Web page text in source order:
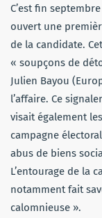
C’est fin
ouvert une
de la candidate.
« soupçons de
Julien Bayou
l’affaire. Ce
visait également
campagne
abus de biens
L’entourage de la
notamment fait
calomnieuse ».